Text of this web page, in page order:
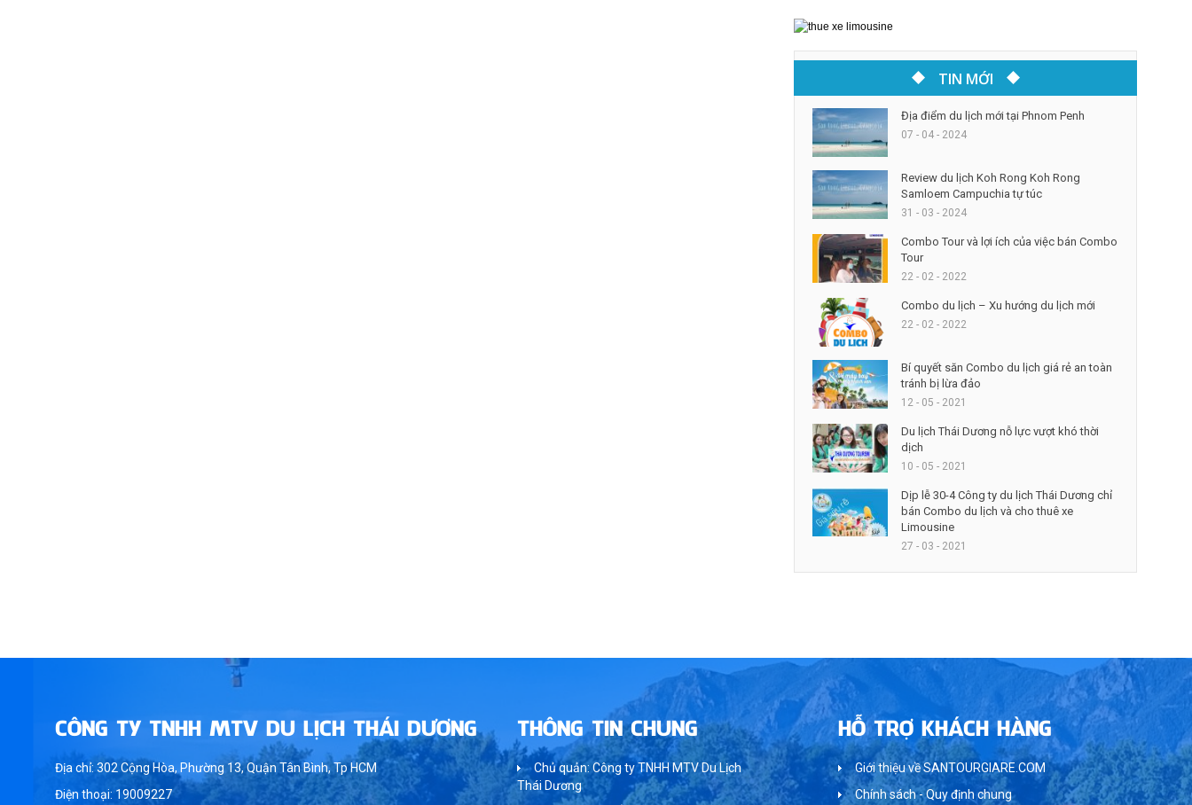
TIN MỚI
Địa điểm du lịch mới tại Phnom Penh
07 - 04 - 2024
Review du lịch Koh Rong Koh Rong
Samloem Campuchia tự túc
31 - 03 - 2024
Combo Tour và lợi ích của việc bán Combo
Tour
22 - 02 - 2022
Combo du lịch – Xu hướng du lịch mới
22 - 02 - 2022
Bí quyết săn Combo du lịch giá rẻ an toàn
tránh bị lừa đảo
12 - 05 - 2021
Du lịch Thái Dương nỗ lực vượt khó thời
dịch
10 - 05 - 2021
Dịp lễ 30-4 Công ty du lịch Thái Dương chỉ
bán Combo du lịch và cho thuê xe
Limousine
27 - 03 - 2021
CÔNG TY TNHH MTV DU LỊCH THÁI DƯƠNG
Địa chỉ: 302 Cộng Hòa, Phường 13, Quận Tân Bình, Tp HCM
Điện thoại: 19009227
THÔNG TIN CHUNG
Chủ quản: Công ty TNHH MTV Du Lịch
Thái Dương
HỖ TRỢ KHÁCH HÀNG
Giới thiệu về SANTOURGIARE.COM
Chính sách - Quy định chung